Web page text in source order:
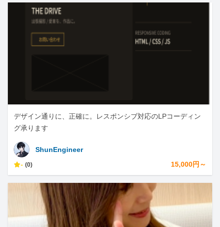
デザイン通りに、正確に。レスポンシブ対応のLPコーディン
グ承ります
ShunEngineer
- (0) 15,000円～